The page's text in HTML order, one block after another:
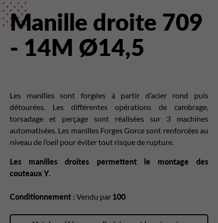
Manille droite 709
- 14M Ø14,5
Les manilles sont forgées à partir d’acier rond puis
détourées. Les différentes opérations de cambrage,
torsadage et perçage sont réalisées sur 3 machines
automatisées. Les manilles Forges Gorce sont renforcées au
niveau de l’oeil pour éviter tout risque de rupture.
Les manilles droites permettent le montage des
couteaux Y.
Conditionnement : Vendu par 100